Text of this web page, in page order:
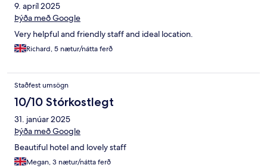
9. apríl 2025
Þýða með Google
Very helpful and friendly staff and ideal location.
Richard, 5 nætur/nátta ferð
Staðfest umsögn
10/10 Stórkostlegt
31. janúar 2025
Þýða með Google
Beautiful hotel and lovely staff
Megan, 3 nætur/nátta ferð